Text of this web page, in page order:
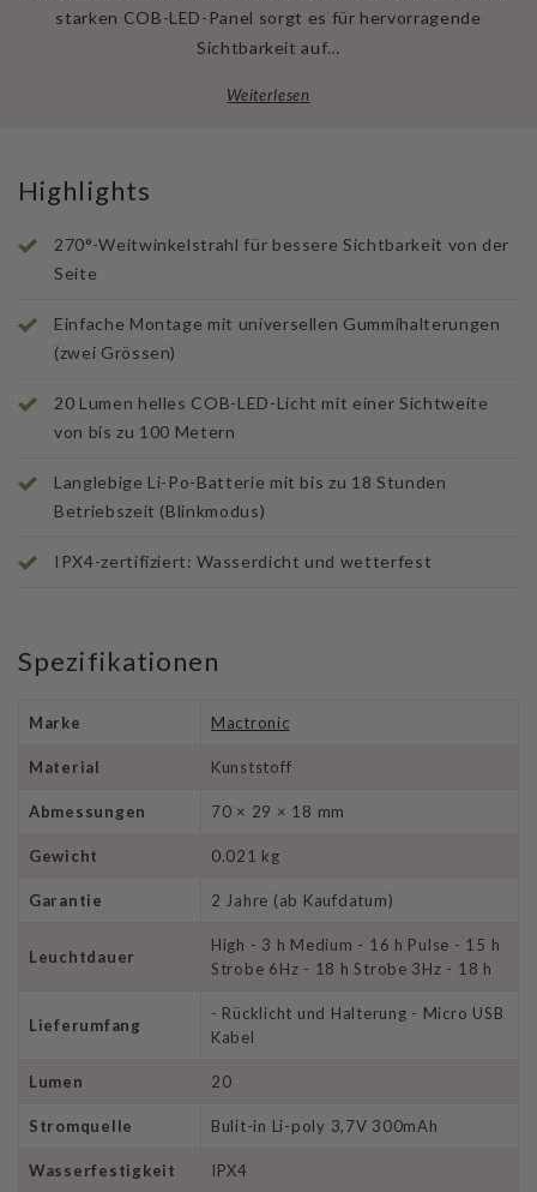
starken COB-LED-Panel sorgt es für hervorragende
Sichtbarkeit auf…
Weiterlesen
Highlights
270°-Weitwinkelstrahl für bessere Sichtbarkeit von der
Seite
Einfache Montage mit universellen Gummihalterungen
(zwei Grössen)
20 Lumen helles COB-LED-Licht mit einer Sichtweite
von bis zu 100 Metern
Langlebige Li-Po-Batterie mit bis zu 18 Stunden
Betriebszeit (Blinkmodus)
IPX4-zertifiziert: Wasserdicht und wetterfest
Spezifikationen
Marke Mactronic
Material Kunststoff
Abmessungen 70 × 29 × 18 mm
Gewicht 0.021 kg
Garantie 2 Jahre (ab Kaufdatum)
Leuchtdauer
High - 3 h Medium - 16 h Pulse - 15 h
Strobe 6Hz - 18 h Strobe 3Hz - 18 h
Lieferumfang
- Rücklicht und Halterung - Micro USB
Kabel
Lumen 20
Stromquelle Bulit-in Li-poly 3,7V 300mAh
Wasserfestigkeit IPX4